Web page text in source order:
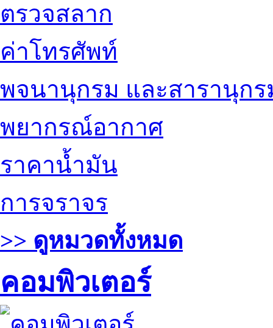
ตรวจสลาก
ค่าโทรศัพท์
พจนานุกรม และสารานุกร
พยากรณ์อากาศ
ราคาน้ำมัน
การจราจร
>> ดูหมวดทั้งหมด
คอมพิวเตอร์